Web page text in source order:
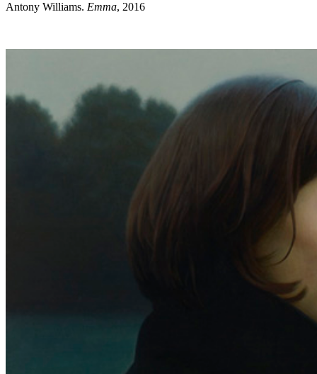
Antony Williams. Emma, 2016